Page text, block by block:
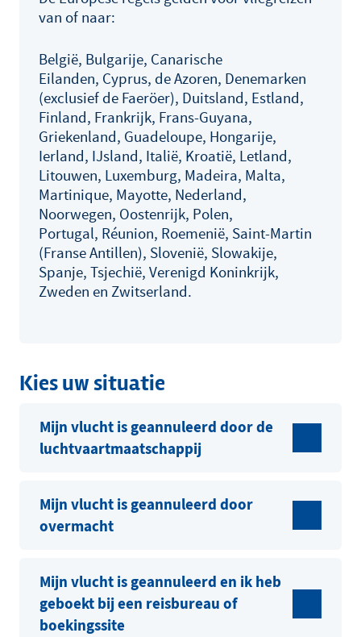
van of naar:
België, Bulgarije, Canarische
Eilanden, Cyprus, de Azoren, Denemarken
(exclusief de Faeröer), Duitsland, Estland,
Finland, Frankrijk, Frans-Guyana,
Griekenland, Guadeloupe, Hongarije,
Ierland, IJsland, Italië, Kroatië, Letland,
Litouwen, Luxemburg, Madeira, Malta,
Martinique, Mayotte, Nederland,
Noorwegen, Oostenrijk, Polen,
Portugal, Réunion, Roemenië, Saint-Martin
(Franse Antillen), Slovenië, Slowakije,
Spanje, Tsjechië, Verenigd Koninkrijk,
Zweden en Zwitserland.
Kies uw situatie
Mijn vlucht is geannuleerd door de
luchtvaartmaatschappij
Mijn vlucht is geannuleerd door
overmacht
Mijn vlucht is geannuleerd en ik heb
geboekt bij een reisbureau of
boekingssite